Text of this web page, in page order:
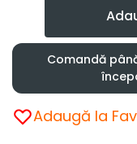
Comandă
Adaugă la